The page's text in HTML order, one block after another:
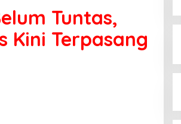
Tuntas,
Kini Terpasang